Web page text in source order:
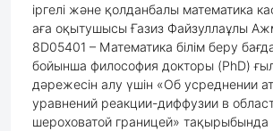
іргелі және қолданбалы математика
аға оқытушысы Ғазиз Файзуллаұлы
8D05401 – Математика білім беру
бойынша философия докторы (PhD)
дәрежесін алу үшін «Об усреднении
уравнений реакции-диффузии в
шероховатой границей» тақырыбында